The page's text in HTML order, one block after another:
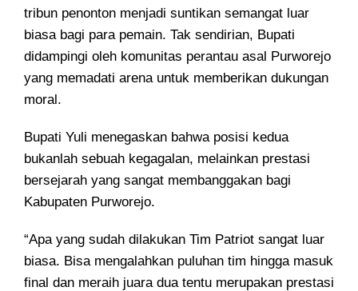
tribun penonton menjadi suntikan semangat luar
biasa bagi para pemain. Tak sendirian, Bupati
didampingi oleh komunitas perantau asal Purworejo
yang memadati arena untuk memberikan dukungan
moral.
Bupati Yuli menegaskan bahwa posisi kedua
bukanlah sebuah kegagalan, melainkan prestasi
bersejarah yang sangat membanggakan bagi
Kabupaten Purworejo.
“Apa yang sudah dilakukan Tim Patriot sangat luar
biasa. Bisa mengalahkan puluhan tim hingga masuk
final dan meraih juara dua tentu merupakan prestasi